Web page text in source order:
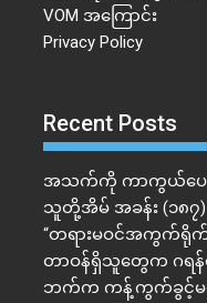
VOM အကြောင်း
Privacy Policy
Recent Posts
အသက်ကို ကာကွယ်ပေ
သူတို့အိမ် အခန်း (၁၈၇)
“တရားမဝင်အကွက်ရို
တာဝန်ရှိသူတွေက ဂရ
ဘက်က ကန့်ကွက်ခွင့်မရှိပ